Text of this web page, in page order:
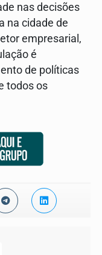
nas decisões
na cidade de
empresarial,
é
de políticas
todos os